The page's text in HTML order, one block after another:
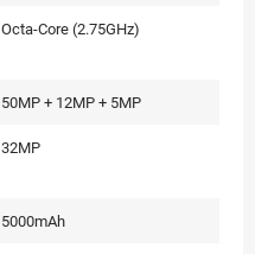
Octa-Core (2.75GHz)
50MP + 12MP + 5MP
32MP
5000mAh